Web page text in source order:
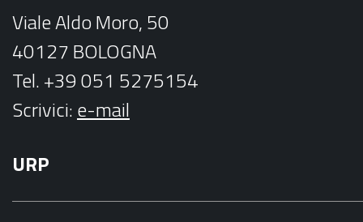
Viale Aldo Moro, 50
40127 BOLOGNA
Tel. +39 051 5275154
Scrivici:e-mail
URP